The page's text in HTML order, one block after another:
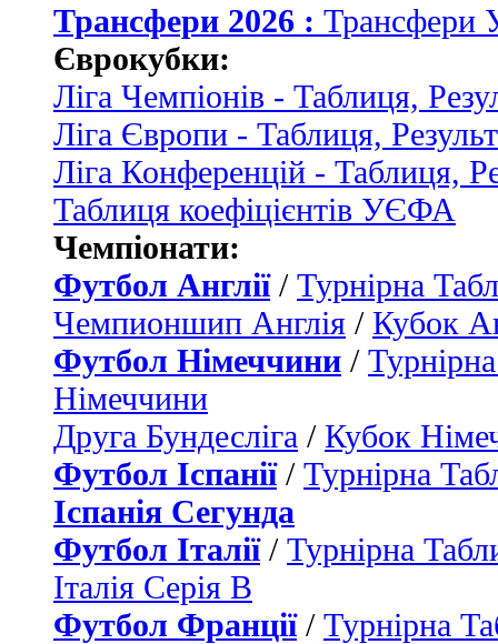
Трансфери 2026 : Трансфери
Єврокубки:
Ліга Чемпіонів - Таблиця,
Ліга Європи - Таблиця,
Ліга Конференцій - Таблиця,
Таблиця коефіцієнтів УЄФА
Чемпіонати:
Футбол Англії/ Турнірна
Чемпионшип Англія / Кубок
Футбол Німеччини /
Німеччини
Друга Бундесліга / Кубок
Футбол Іспанії/ Турнірна
Іспанія Сегунда
Футбол Італії/ Турнірна
Італія Серія B
Футбол Франції/ Турнірна